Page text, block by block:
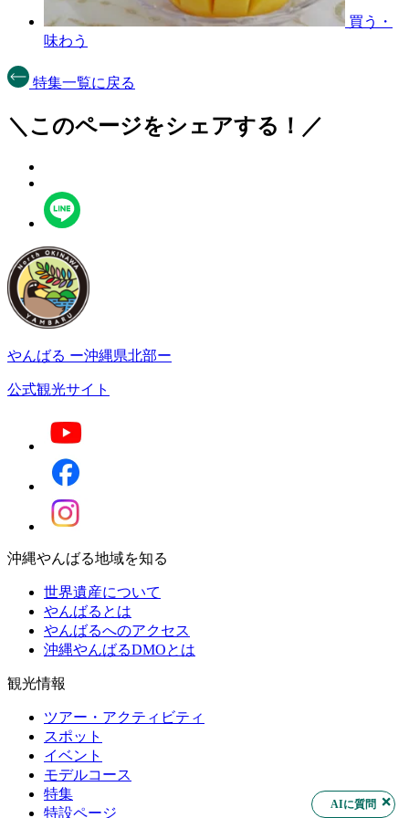
買う・
味わう
特集一覧に戻る
＼このページをシェアする！／
やんばる ー沖縄県北部ー
公式観光サイト
沖縄やんばる地域を知る
世界遺産について
やんばるとは
やんばるへのアクセス
沖縄やんばるDMOとは
観光情報
ツアー・アクティビティ
スポット
イベント
モデルコース
特集
特設ページ
AIに質問